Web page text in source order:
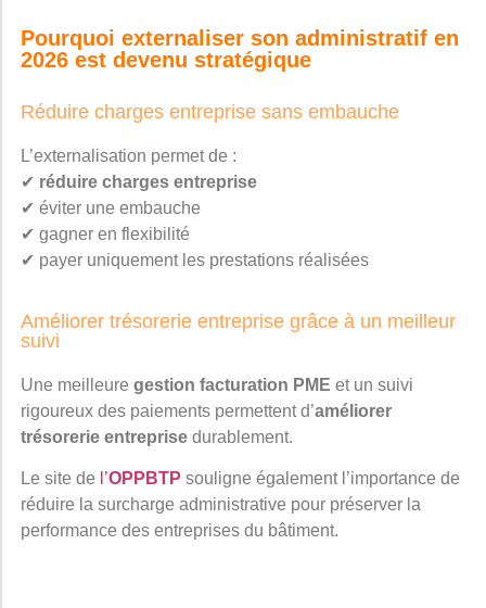
Pourquoi externaliser son administratif en
2026 est devenu stratégique
Réduire charges entreprise sans embauche
L’externalisation permet de :
✔ réduire charges entreprise
✔ éviter une embauche
✔ gagner en flexibilité
✔ payer uniquement les prestations réalisées
Améliorer trésorerie entreprise grâce à un meilleur
suivi
Une meilleure gestion facturation PME et un suivi
rigoureux des paiements permettent d’améliorer
trésorerie entreprise durablement.
Le site de l’OPPBTP souligne également l’importance de
réduire la surcharge administrative pour préserver la
performance des entreprises du bâtiment.